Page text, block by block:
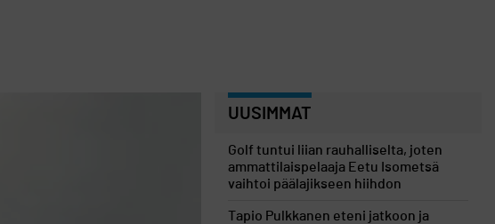
UUSIMMAT
Golf tuntui liian rauhalliselta, joten
ammattilaispelaaja Eetu Isometsä
vaihtoi päälajikseen hiihdon
Tapio Pulkkanen eteni jatkoon ja